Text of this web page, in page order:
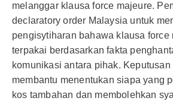
melanggar klausa force majeure.
declaratory order Malaysia untuk
pengisytiharan bahawa klausa force
terpakai berdasarkan fakta
komunikasi antara pihak. Keputusan
membantu menentukan siapa yang
kos tambahan dan membolehkan